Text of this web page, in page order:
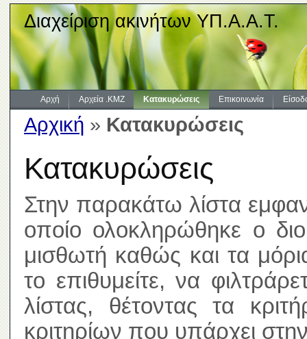
Διαχείριση ακινήτων ΥΠ.Α.Α.Τ.
Αρχή Αρχεία .KMZ Κατακυρώσεις Επικοινωνία
Αρχική » Κατακυρώσεις
Κατακυρώσεις
Στην παρακάτω λίστα
οποίο ολοκληρώθηκε ο
μισθωτή καθώς και τα
το επιθυμείτε, να
λίστας, θέτοντας τα
κριτηρίων που υπάρχει